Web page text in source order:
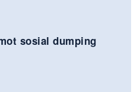
sosial dumping